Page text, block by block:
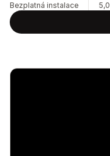
Bezplatná instalace
5,0